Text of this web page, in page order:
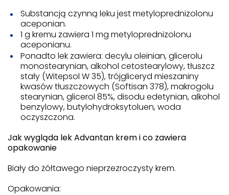
Substancją czynną leku jest metyloprednizolonu
aceponian.
1 g kremu zawiera 1 mg metyloprednizolonu
aceponianu.
Ponadto lek zawiera: decylu oleinian, glicerolu
monostearynian, alkohol cetostearylowy, tłuszcz
stały (Witepsol W 35), trójgliceryd mieszaniny
kwasów tłuszczowych (Softisan 378), makrogolu
stearynian, glicerol 85%, disodu edetynian, alkohol
benzylowy, butylohydroksytoluen, woda
oczyszczona.
Jak wygląda lek Advantan krem i co zawiera
opakowanie
Biały do żółtawego nieprzezroczysty krem.
Opakowania: